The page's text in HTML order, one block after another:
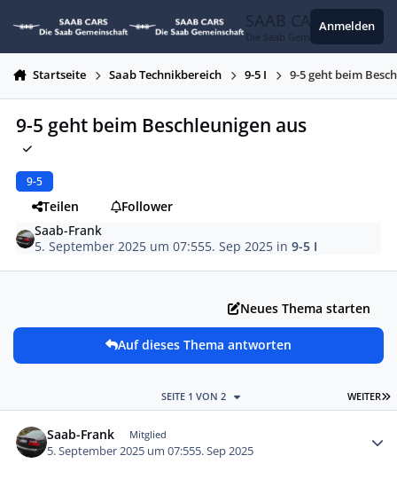
SAAB CARS
Die Saab Gemeinschaft
Anmelden
Startseite Saab Technikbereich 9-5 I 9-5 geht beim
9-5 geht beim Beschleunigen aus
9-5
Teilen
Follower
Saab-Frank
5. September 2025 um 07:555. Sep 2025 in9-5 I
Neues Thema starten
Auf dieses Thema antworten
WEITER
SEITE 1 VON 2
Saab-Frank Mitglied
5. September 2025 um 07:555. Sep 2025